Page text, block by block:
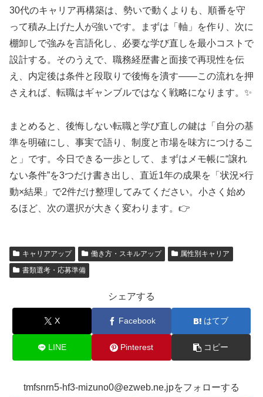
30代のキャリア再構築は、勢いで動くよりも、順番を守
って積み上げた人が強いです。まずは「軸」を作り、次に
棚卸しで強みを言語化し、必要な学び直しを最小コストで
設計する。そのうえで、職務経歴書と面接で再現性を伝
え、内定後は条件と段取りで後悔を潰す——この流れを押
さえれば、転職はギャンブルではなく戦略になります。✨
まとめると、後悔しない転職と学び直しの鍵は「自分の基
準を明確にし、事実で語り、制度と市場を味方につけるこ
と」です。今日できる一歩として、まずはメモ帳に“譲れ
ない条件”を3つだけ書き出し、直近1年の成果を「状況×行
動×結果」で2件だけ整理してみてください。小さく始め
るほど、次の選択が大きく変わります。👉
キャリアアップ 働き方・スキルアップ
属性別キャリア
書類選考・応募準備
シェアする
X Facebook はてブ
LINE Pinterest コピー
tmfsnrn5-hf3-mizuno0@ezweb.ne.jpをフォローする